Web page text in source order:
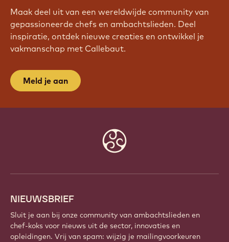
Maak deel uit van een wereldwijde community van
gepassioneerde chefs en ambachtslieden. Deel
inspiratie, ontdek nieuwe creaties en ontwikkel je
vakmanschap met Callebaut.
Meld je aan
NIEUWSBRIEF
Sluit je aan bij onze community van ambachtslieden en
chef-koks voor nieuws uit de sector, innovaties en
opleidingen. Vrij van spam: wijzig je mailingvoorkeuren